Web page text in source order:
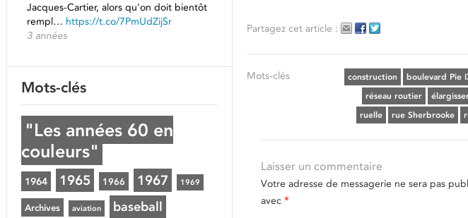
Partagez cet article :
Mots-clés boulevard Pie
construction
réseau routier
rue Sherbrooke
ruelle
Laisser un commentaire
Votre adresse de messagerie ne sera pas
avec *
Jacques-Cartier, alors qu'on doit bientôt
rempl… https://t.co/7PmUdZijSr
3 années
Mots-clés
"Les années 60 en
couleurs"
1964 1965 1966 1967 1969
Archives aviation baseball